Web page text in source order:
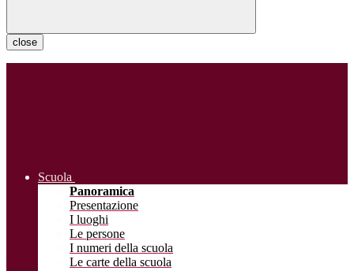
close
Scuola
Panoramica
Presentazione
I luoghi
Le persone
I numeri della scuola
Le carte della scuola